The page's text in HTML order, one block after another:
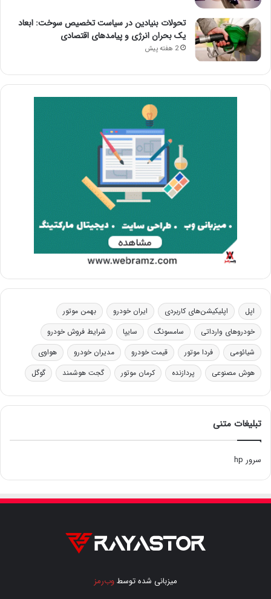
تحولات بنیادین در سیاست تخصیص سوخت: ابعاد
یک بحران انرژی و پیامدهای اقتصادی
2 هفته پیش
اپل اپلیکیشن‌های کاربردی ایران خودرو
بهمن موتور
خودروهای وارداتی
سامسونگ سایپا
شرایط فروش خودرو
شیائومی
فردا موتور قیمت خودرو مدیران خودرو
هواوی
هوش مصنوعی
پردازنده کرمان موتور گجت هوشمند گوگل
تبلیغات متنی
سرور hp
میزبانی شده توسطوب‌رمز